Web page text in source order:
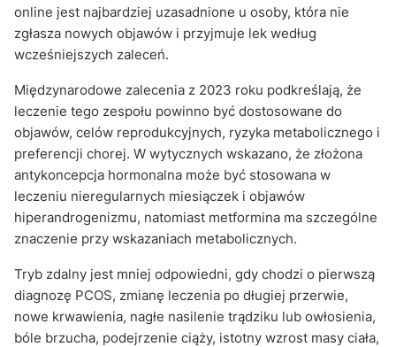
online jest najbardziej uzasadnione u osoby, która nie
zgłasza nowych objawów i przyjmuje lek według
wcześniejszych zaleceń.
Międzynarodowe zalecenia z 2023 roku podkreślają, że
leczenie tego zespołu powinno być dostosowane do
objawów, celów reprodukcyjnych, ryzyka metabolicznego i
preferencji chorej. W wytycznych wskazano, że złożona
antykoncepcja hormonalna może być stosowana w
leczeniu nieregularnych miesiączek i objawów
hiperandrogenizmu, natomiast metformina ma szczególne
znaczenie przy wskazaniach metabolicznych.
Tryb zdalny jest mniej odpowiedni, gdy chodzi o pierwszą
diagnozę PCOS, zmianę leczenia po długiej przerwie,
nowe krwawienia, nagłe nasilenie trądziku lub owłosienia,
bóle brzucha, podejrzenie ciąży, istotny wzrost masy ciała,